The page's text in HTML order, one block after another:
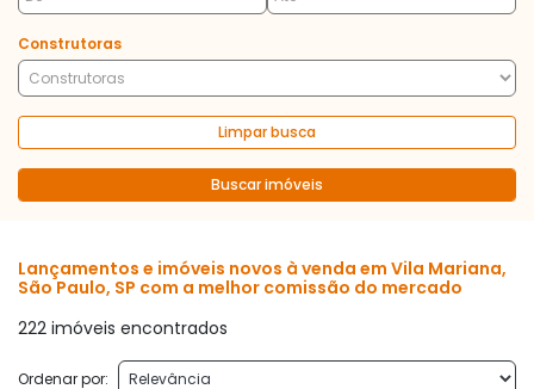
Construtoras
Limpar busca
Buscar imóveis
Lançamentos e imóveis novos à venda em Vila Mariana,
São Paulo, SP com a melhor comissão do mercado
222 imóveis encontrados
Ordenar por: